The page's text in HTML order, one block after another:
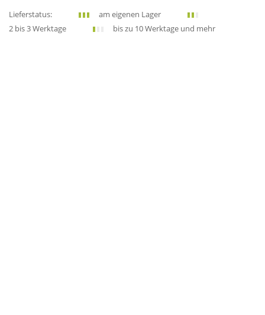
Lieferstatus:
am eigenen Lager
2 bis 3 Werktage
bis zu 10 Werktage und mehr